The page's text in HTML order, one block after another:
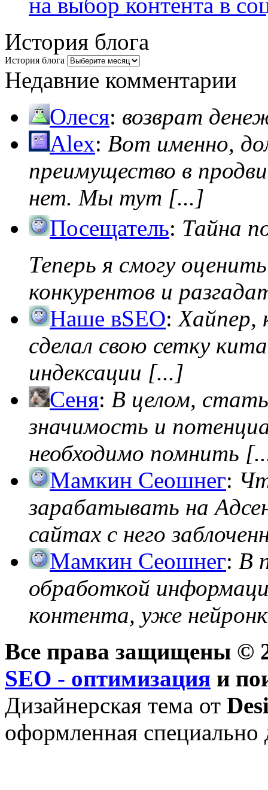
История блога
История блога
Недавние комментарии
Олеся: возврат
Alex: Вот именно,
преимущество в
нет. Мы тут [...]
Посещатель: Тайна
Теперь я смогу
конкурентов и
Наше вSEO:Хайпер,
сделал свою сетку
индексации [...]
Сеня: В целом,
значимость и
необходимо помнить
Мамкин Сеошнег:
зарабатывать на
сайтах с него
Мамкин Сеошнег: В
обработкой
контента, уже
Все права защищены ©
SEO - оптимизация и
Дизайнерская тема от
оформленная